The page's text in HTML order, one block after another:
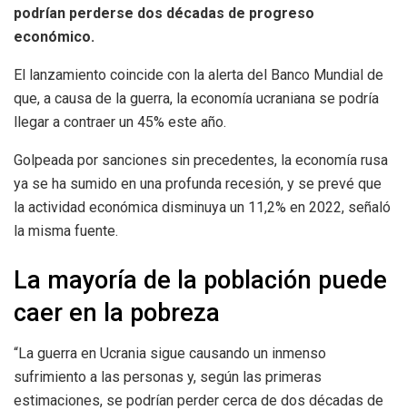
podrían perderse dos décadas de progreso
económico.
El lanzamiento coincide con la alerta del Banco Mundial de
que, a causa de la guerra, la economía ucraniana se podría
llegar a contraer un 45% este año.
Golpeada por sanciones sin precedentes, la economía rusa
ya se ha sumido en una profunda recesión, y se prevé que
la actividad económica disminuya un 11,2% en 2022, señaló
la misma fuente.
La mayoría de la población puede
caer en la pobreza
“La guerra en Ucrania sigue causando un inmenso
sufrimiento a las personas y, según las primeras
estimaciones, se podrían perder cerca de dos décadas de